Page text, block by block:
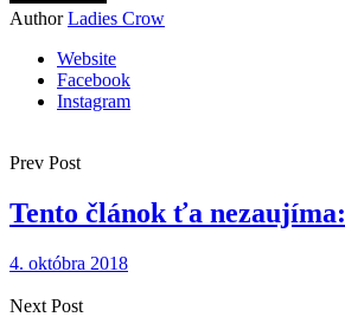
Author Ladies Crow
Website
Facebook
Instagram
Prev Post
Tento článok ťa nezaujíma:
4. októbra 2018
Next Post